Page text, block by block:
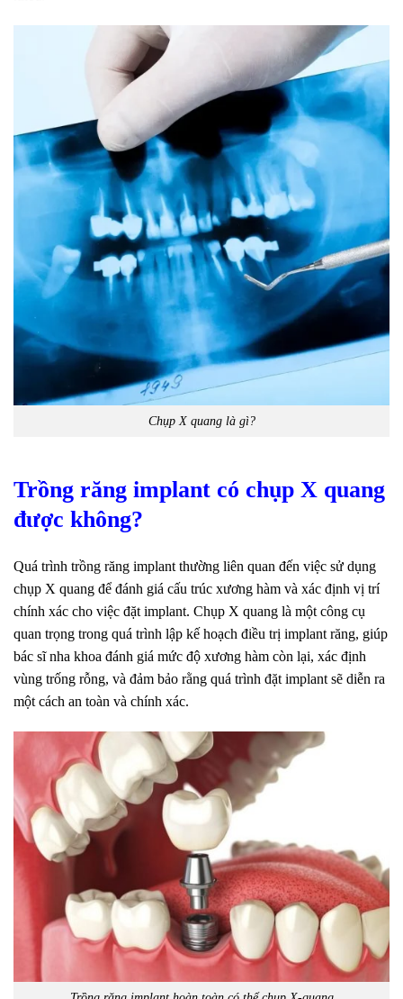
Chụp X quang là gì?
Trồng răng implant có chụp X quang
được không?
Quá trình trồng răng implant thường liên quan đến việc sử dụng
chụp X quang để đánh giá cấu trúc xương hàm và xác định vị trí
chính xác cho việc đặt implant. Chụp X quang là một công cụ
quan trọng trong quá trình lập kế hoạch điều trị implant răng, giúp
bác sĩ nha khoa đánh giá mức độ xương hàm còn lại, xác định
vùng trống rỗng, và đảm bảo rằng quá trình đặt implant sẽ diễn ra
một cách an toàn và chính xác.